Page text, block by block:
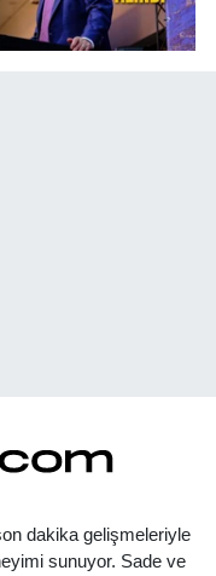
dakika gelişmeleriyle
sunuyor. Sade ve